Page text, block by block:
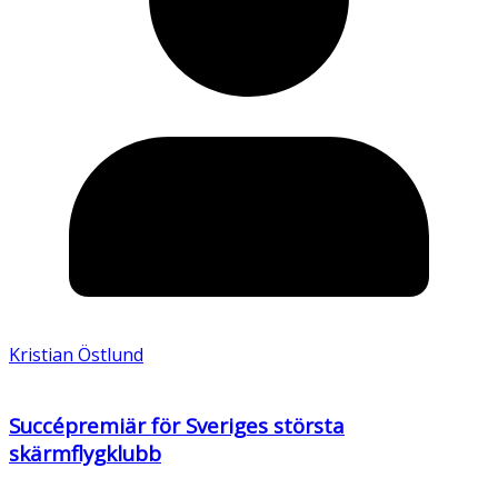
Kristian Östlund
Succépremiär för Sveriges största
skärmflygklubb